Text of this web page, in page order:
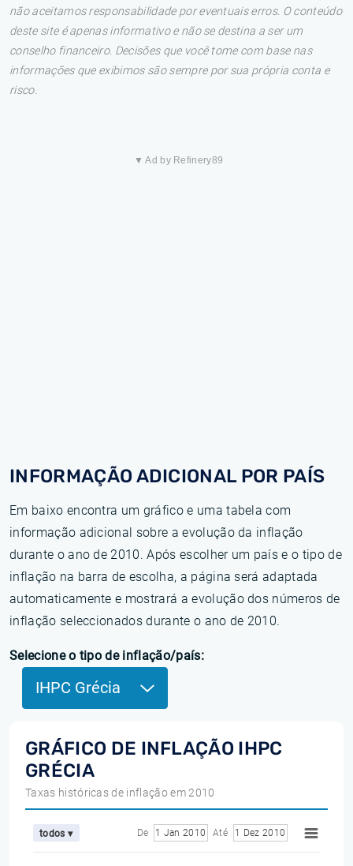
não aceitamos responsabilidade por eventuais erros. O conteúdo
deste site é apenas informativo e não se destina a ser um
conselho financeiro. Decisões que você tome com base nas
informações que exibimos são sempre por sua própria conta e
risco.
▼ Ad by Refinery89
INFORMAÇÃO ADICIONAL POR PAÍS
Em baixo encontra um gráfico e uma tabela com
informação adicional sobre a evolução da inflação
durante o ano de 2010. Após escolher um país e o tipo de
inflação na barra de escolha, a página será adaptada
automaticamente e mostrará a evolução dos números de
inflação seleccionados durante o ano de 2010.
Selecione o tipo de inflação/país:
IHPC Grécia
GRÁFICO DE INFLAÇÃO IHPC
GRÉCIA
Taxas históricas de inflação em 2010
todos ▾ De 1 Jan 2010 Até 1 Dez 2010